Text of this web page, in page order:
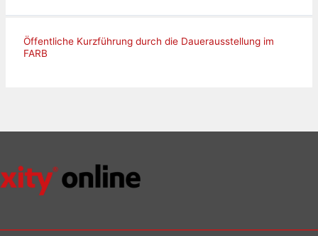
Öffentliche Kurzführung durch die Dauerausstellung im
FARB